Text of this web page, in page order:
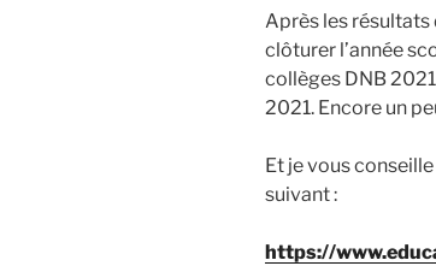
Après les résultats
clôturer l’année
collèges DNB
2021. Encore un
Et je vous
suivant :
https://